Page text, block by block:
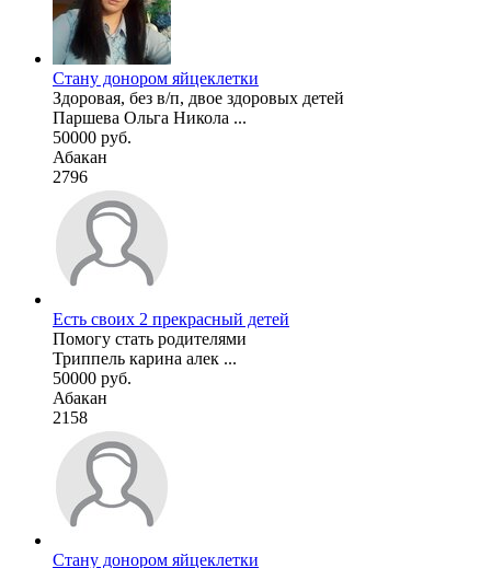
Стану донором яйцеклетки
Здоровая, без в/п, двое здоровых детей
Паршева Ольга Никола ...
50000 руб.
Абакан
2796
Есть своих 2 прекрасный детей
Помогу стать родителями
Триппель карина алек ...
50000 руб.
Абакан
2158
Стану донором яйцеклетки